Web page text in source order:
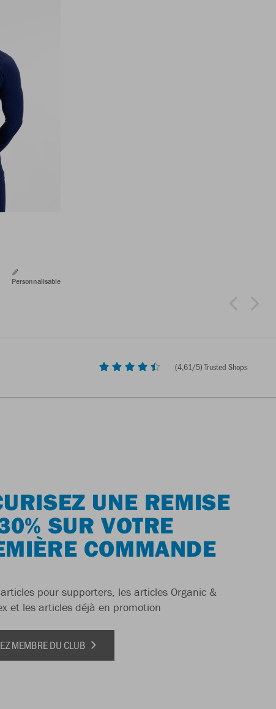
Personnalisable
(4,61/5) Trusted Shops
UNE REMISE
SUR VOTRE
COMMANDE
pour supporters, les articles Organic &
et les articles déjà en promotion
MEMBRE DU CLUB